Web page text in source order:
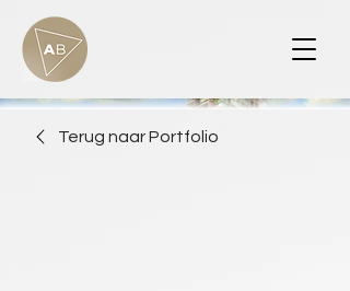
Terug naar Portfolio